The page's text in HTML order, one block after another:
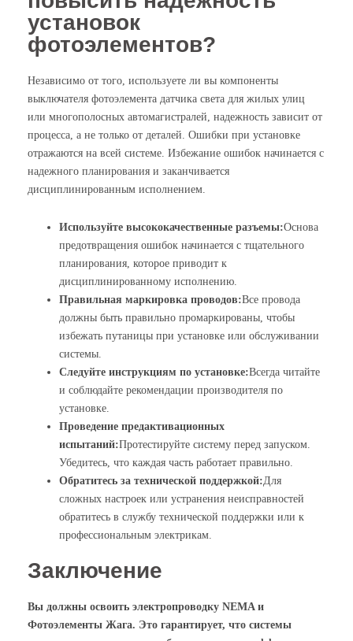
установок
фотоэлементов?
Независимо от того, используете ли вы компоненты
выключателя фотоэлемента датчика света для жилых улиц
или многополосных автомагистралей, надежность зависит от
процесса, а не только от деталей. Ошибки при установке
отражаются на всей системе. Избежание ошибок начинается с
надежного планирования и заканчивается
дисциплинированным исполнением.
Используйте высококачественные разъемы:Основа
предотвращения ошибок начинается с тщательного
планирования, которое приводит к
дисциплинированному исполнению.
Правильная маркировка проводов:Все провода
должны быть правильно промаркированы, чтобы
избежать путаницы при установке или обслуживании
системы.
Следуйте инструкциям по установке:Всегда читайте
и соблюдайте рекомендации производителя по
установке.
Проведение предактивационных
испытаний:Протестируйте систему перед запуском.
Убедитесь, что каждая часть работает правильно.
Обратитесь за технической поддержкой:Для
сложных настроек или устранения неисправностей
обратитесь в службу технической поддержки или к
профессиональным электрикам.
Заключение
Вы должны освоить электропроводку NEMA и
Фотоэлементы Жага. Это гарантирует, что системы